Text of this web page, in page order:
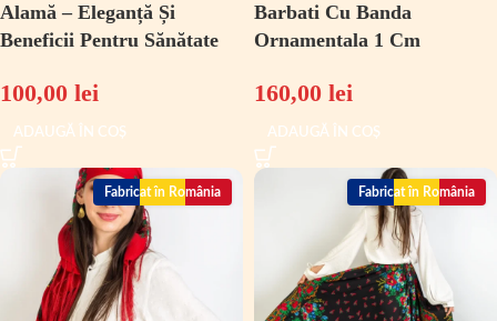
Alamă – Eleganță Și
Beneficii Pentru Sănătate
100,00 lei
ADAUGĂ ÎN COȘ
Barbati Cu Banda
Ornamentala 1 Cm
160,00 lei
ADAUGĂ ÎN COȘ
Fabricat în România Fabricat în România